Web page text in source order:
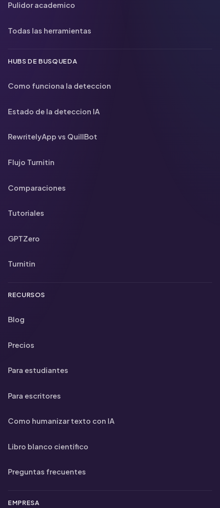
Pulidor academico
Todas las herramientas
HUBS DE BUSQUEDA
Como funciona la deteccion
Estado de la deteccion IA
RewritelyApp vs QuillBot
Flujo Turnitin
Comparaciones
Tutoriales
GPTZero
Turnitin
RECURSOS
Blog
Precios
Para estudiantes
Para escritores
Como humanizar texto con IA
Libro blanco cientifico
Preguntas frecuentes
EMPRESA